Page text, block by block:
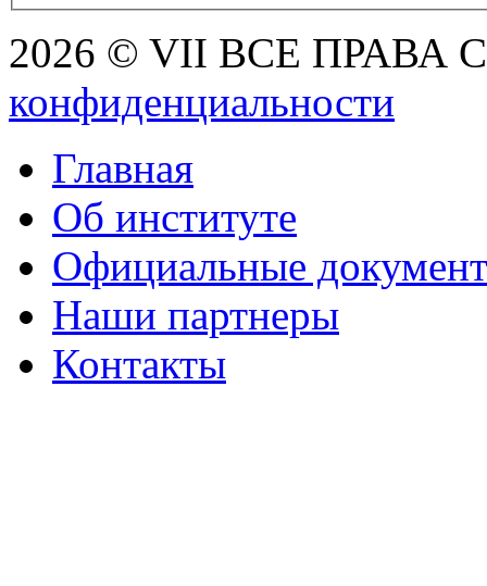
2026 © VII ВСЕ ПРАВА
конфиденциальности
Главная
Об институте
Официальные
Наши партнеры
Контакты